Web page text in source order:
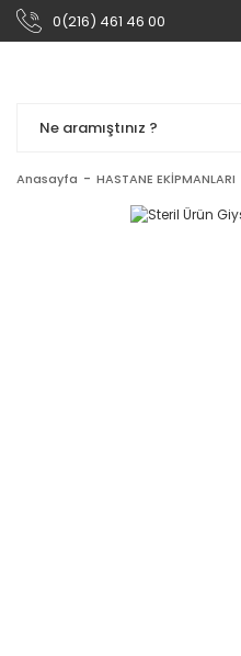
0(216) 461 46 00
Anasayfa HASTANE EKİPMANLARI